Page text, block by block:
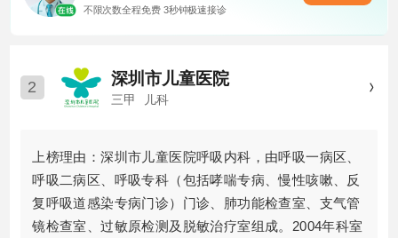
不限次数全程免费 3秒钟极速接诊
2 深圳市儿童医院
三甲 儿科
上榜理由：深圳市儿童医院呼吸内科，由呼吸一病区、
呼吸二病区、呼吸专科（包括哮喘专病、慢性咳嗽、反
复呼吸道感染专病门诊）门诊、肺功能检查室、支气管
镜检查室、过敏原检测及脱敏治疗室组成。2004年科室